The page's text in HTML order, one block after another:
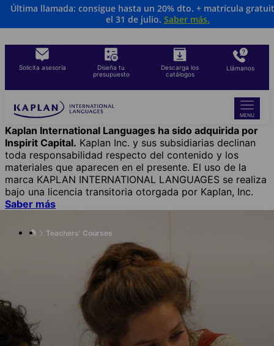
Skip
content
Solicita asesoría
Diseña tu
presupuesto
Descarga los
catálogos
Llámanos
MENU
Kaplan International Languages ha sido adquirida por
Inspirit Capital. Kaplan Inc. y sus subsidiarias declinan
toda responsabilidad respecto del contenido y los
materiales que aparecen en el presente. El uso de la
marca KAPLAN INTERNATIONAL LANGUAGES se realiza
bajo una licencia transitoria otorgada por Kaplan, Inc.
Saber más
Última llamada: consigue hasta un 20% dto. + matrícula
el 31 de julio. Saber más.
Teachers' Courses